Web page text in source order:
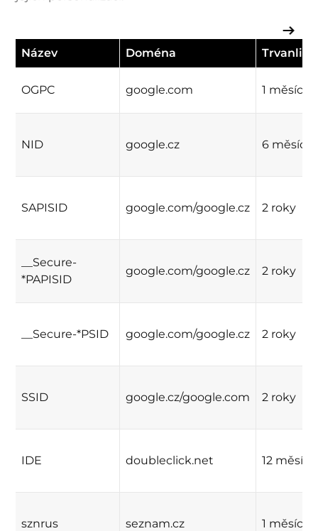
Název Doména
OGPC google.com 1 měsíc
NID google.cz 6 měsíců
SAPISID google.com/google.cz 2 roky
__Secure-
*PAPISID
google.com/google.cz 2 roky
__Secure-*PSID google.com/google.cz 2 roky
SSID google.cz/google.com 2 roky
IDE doubleclick.net 12 měsíců
sznrus seznam.cz 1 měsíc